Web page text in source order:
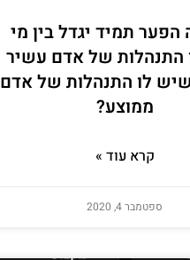
הפער תמיד יגדל בין מי
התנהלות של אדם עשיר
שיש לו התנהלות של אדם
ממוצע?
קרא עוד »
ספטמבר 4, 2020